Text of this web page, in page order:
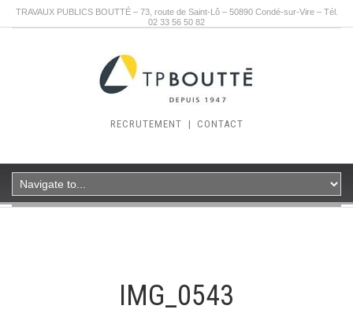
TRAVAUX PUBLICS BOUTTÉ – 73, route de Saint-Lô – 50890 Condé-sur-Vire – Tél.
02 33 56 50 82
RECRUTEMENT | CONTACT
IMG_0543